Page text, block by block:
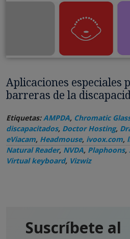
Aplicaciones especiales
barreras de la
Etiquetas:AMPDA, Chromatic
discapacitados, Doctor Hosting,
eViacam, Headmouse, ivoox.com,
Natural Reader, NVDA, Plaphoons,
Virtual keyboard, Vizwiz
Suscríbete al